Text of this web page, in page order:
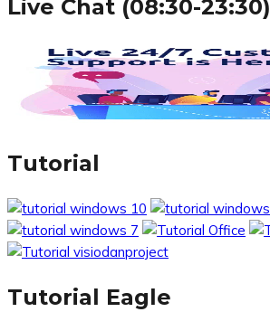
Live Chat (08:30-23:30)
Tutorial
Tutorial Eagle